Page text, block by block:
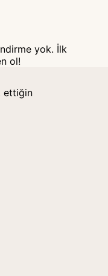
yok. İlk
ol!
ettiğin